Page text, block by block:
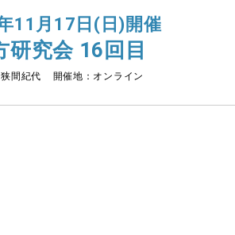
11月17日(日)開催
研究会 16回目
狭間紀代 開催地：オンライン